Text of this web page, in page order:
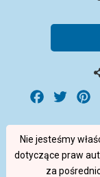
Facebook
Twitter
Nie jesteśmy
dotyczące praw
za